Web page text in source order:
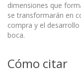
dimensiones que
se transformarán en
compra y el
boca.
Cómo citar